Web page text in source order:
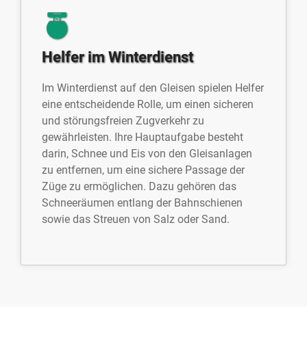
Helfer im Winterdienst
Im Winterdienst auf den Gleisen spielen Helfer
eine entscheidende Rolle, um einen sicheren
und störungsfreien Zugverkehr zu
gewährleisten. Ihre Hauptaufgabe besteht
darin, Schnee und Eis von den Gleisanlagen
zu entfernen, um eine sichere Passage der
Züge zu ermöglichen. Dazu gehören das
Schneeräumen entlang der Bahnschienen
sowie das Streuen von Salz oder Sand.